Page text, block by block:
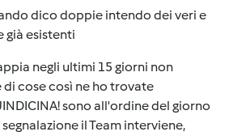
dico doppie intendo dei veri e
esistenti
negli ultimi 15 giorni non
cose così ne ho trovate
sono all'ordine del giorno
il Team interviene,